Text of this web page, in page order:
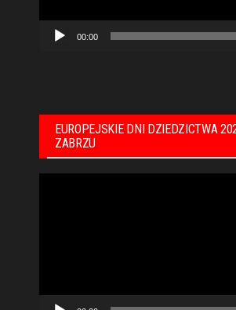
00:00
EUROPEJSKIE DNI DZIEDZICTWA
ZABRZU